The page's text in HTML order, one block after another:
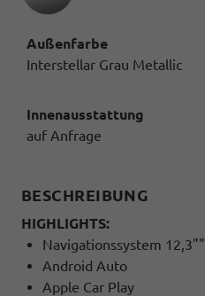
Außenfarbe
Interstellar Grau Metallic
Innenausstattung
auf Anfrage
BESCHREIBUNG
HIGHLIGHTS:
Navigationssystem 12,3""
Android Auto
Apple Car Play